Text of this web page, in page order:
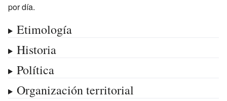
por día.
Etimología
Historia
Política
Organización territorial